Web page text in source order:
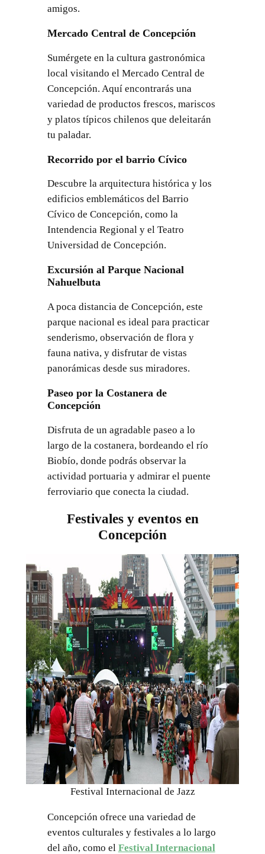
amigos.
Mercado Central de Concepción
Sumérgete en la cultura gastronómica
local visitando el Mercado Central de
Concepción. Aquí encontrarás una
variedad de productos frescos, mariscos
y platos típicos chilenos que deleitarán
tu paladar.
Recorrido por el barrio Cívico
Descubre la arquitectura histórica y los
edificios emblemáticos del Barrio
Cívico de Concepción, como la
Intendencia Regional y el Teatro
Universidad de Concepción.
Excursión al Parque Nacional
Nahuelbuta
A poca distancia de Concepción, este
parque nacional es ideal para practicar
senderismo, observación de flora y
fauna nativa, y disfrutar de vistas
panorámicas desde sus miradores.
Paseo por la Costanera de
Concepción
Disfruta de un agradable paseo a lo
largo de la costanera, bordeando el río
Biobío, donde podrás observar la
actividad portuaria y admirar el puente
ferroviario que conecta la ciudad.
Festivales y eventos en
Concepción
Festival Internacional de Jazz
Concepción ofrece una variedad de
eventos culturales y festivales a lo largo
del año, como el Festival Internacional